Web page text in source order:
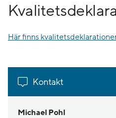
Här finns
Kontakt
Michael Pohl